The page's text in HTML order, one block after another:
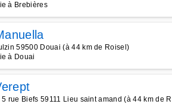
à Brebières
59500 Douai (à 44 km de Roisel)
à Douai
5 rue Biefs 59111 Lieu saint amand (à 44 km de